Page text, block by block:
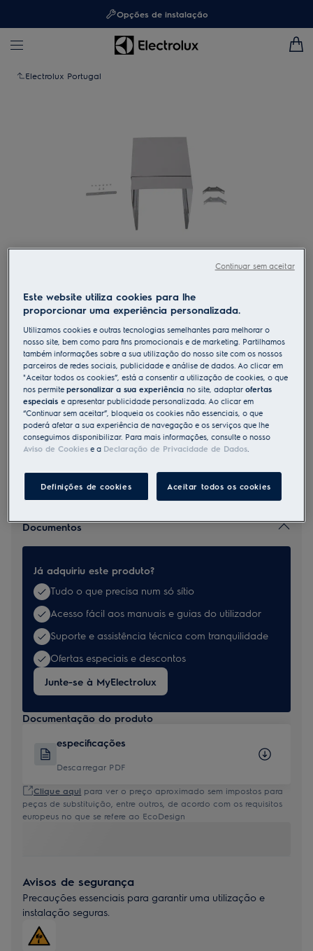
Opções de instalação
Electrolux Portugal
MECK54
Kit Chaminé aço inoxidável
Benefícios
O kit Exasutor dá ao seu capuz uma estética adicional.
O kit Exaustor funciona tanto para os modos de extração como de
recirculação.
Documentos
Já adquiriu este produto?
Tudo o que precisa num só sítio
Acesso fácil aos manuais e guias do utilizador
Suporte e assistência técnica com tranquilidade
Ofertas especiais e descontos
Junte-se à MyElectrolux
Documentação do produto
especificações
Descarregar PDF
Clique aqui para ver o preço aproximado sem impostos para
peças de substituição, entre outros, de acordo com os requisitos
europeus no que se refere ao EcoDesign
Avisos de segurança
Precauções essenciais para garantir uma utilização e
instalação seguras.
Este website utiliza cookies para lhe
proporcionar uma experiência personalizada.
Utilizamos cookies e outras tecnologias semelhantes para melhorar o
nosso site, bem como para fins promocionais e de marketing. Partilhamos
também informações sobre a sua utilização do nosso site com os nossos
parceiros de redes sociais, publicidade e análise de dados. Ao clicar em
"Aceitar todos os cookies”, está a consentir a utilização de cookies, o que
nos permitepersonalizar a sua experiênciano site, adaptarofertas
especiaise apresentar publicidade personalizada. Ao clicar em
“Continuar sem aceitar”, bloqueia os cookies não essenciais, o que
poderá afetar a sua experiência de navegação e os serviços que lhe
conseguimos disponibilizar. Para mais informações, consulte o nosso
Aviso de Cookies e a Declaração de Privacidade de Dados.
Definições de cookies Aceitar todos os cookies
Continuar sem aceitar